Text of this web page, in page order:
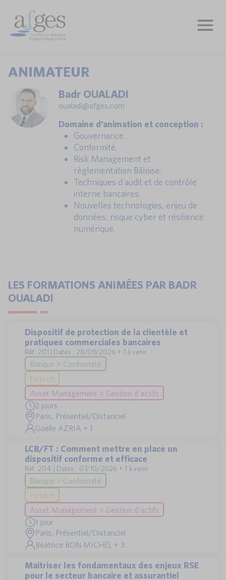
ANIMATEUR
Badr OUALADI
oualadi@afges.com
Domaine d’animation et conception :
Gouvernance.
Conformité.
Risk Management et
règlementation Bâloise.
Techniques d’audit et de contrôle
interne bancaires.
Nouvelles technologies, enjeu de
données, risque cyber et résilience
numérique.
LES FORMATIONS ANIMÉES PAR BADR
OUALADI
Dispositif de protection de la clientèle et
pratiques commerciales bancaires
Réf : 201 | Dates : 28/09/2026 + 1 à venir
Banque > Conformité
Fintech
Asset Management > Gestion d'actifs
2 jours
Paris, Présentiel/Distanciel
Gaëlle AZRIA + 1
LCB/FT : Comment mettre en place un
dispositif conforme et efficace
Réf : 204 | Dates : 07/10/2026 + 1 à venir
Banque > Conformité
Fintech
Asset Management > Gestion d'actifs
1 jour
Paris, Présentiel/Distanciel
Béatrice BON MICHEL + 3
Maitriser les fondamentaux des enjeux RSE
pour le secteur bancaire et assurantiel